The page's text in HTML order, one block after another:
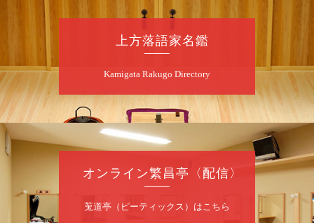
090-6976-1777 email：
lalalanorakugo@gmail.com
昼
桂九寿玉／桂弥太郎／桂かい枝※／けんたと
ももえ（音曲漫才）※／笑福亭三喬／桂米二
～仲入～桂咲之輔／林家染団治／渡辺あきら
（ジャグリング）／笑福亭松枝（※…配信は
ございません）
★菟道亭配信あり
上方落語家名鑑
Kamigata Rakugo Directory
オンライン繁昌亭〈配信〉
莵道亭（ピーティックス）はこちら